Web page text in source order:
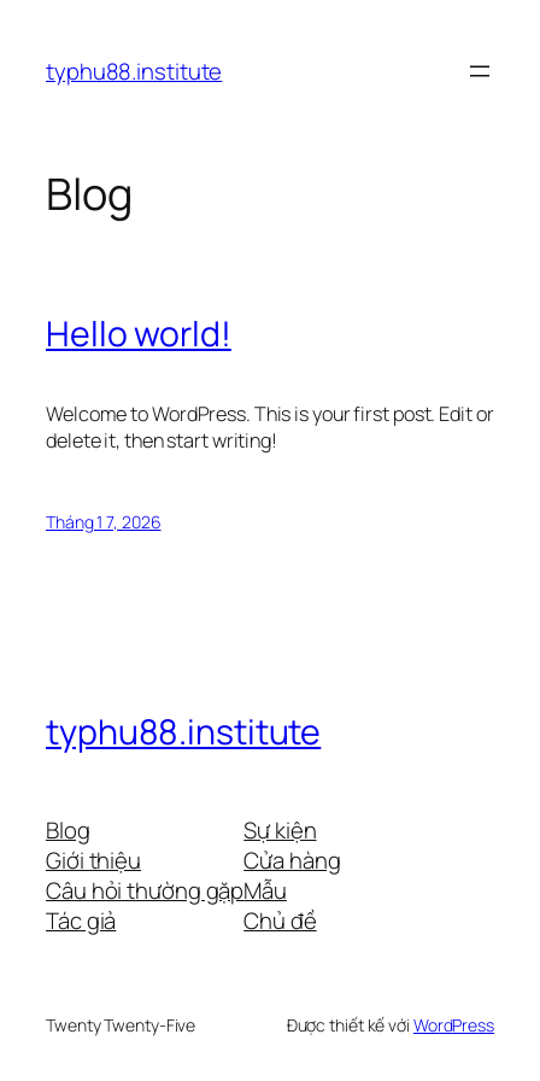
phầntyphu88.institute
Blog
Hello world!
Welcome to WordPress. This is your first post. Edit or
delete it, then start writing!
Tháng 1 7, 2026
typhu88.institute
Blog
Giới thiệu
Câu hỏi thường gặp
Tác giả
Sự kiện
Cửa hàng
Mẫu
Chủ đề
Twenty Twenty-Five Được thiết kế với WordPress